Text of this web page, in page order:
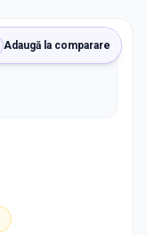
Adaugă la comparare